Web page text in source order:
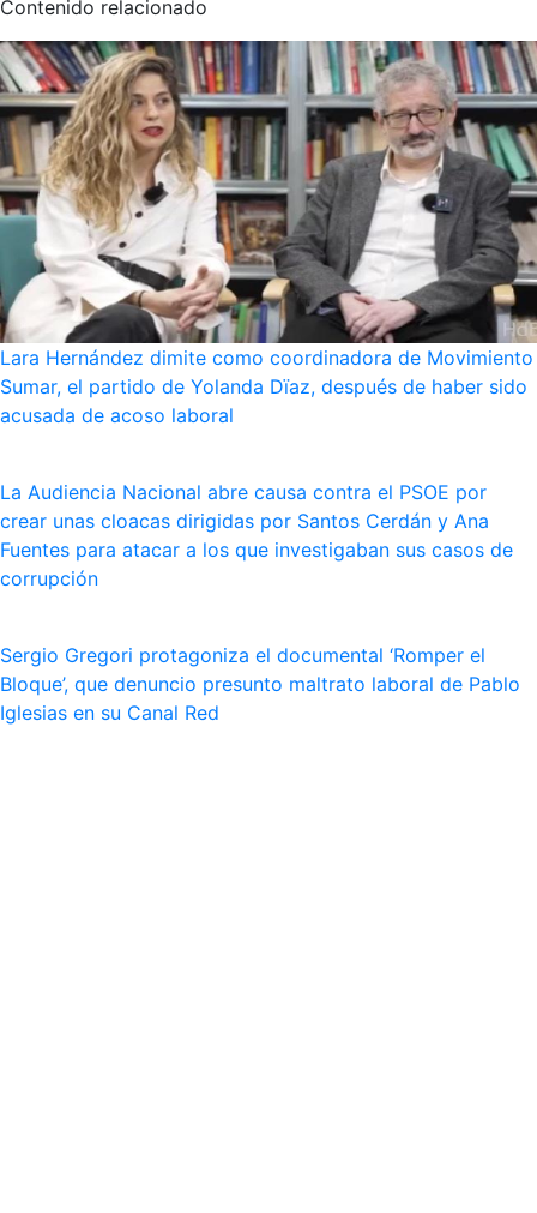
Contenido relacionado
Lara Hernández dimite como coordinadora de Movimiento
Sumar, el partido de Yolanda Dïaz, después de haber sido
acusada de acoso laboral
La Audiencia Nacional abre causa contra el PSOE por
crear unas cloacas dirigidas por Santos Cerdán y Ana
Fuentes para atacar a los que investigaban sus casos de
corrupción
Sergio Gregori protagoniza el documental ‘Romper el
Bloque’, que denuncio presunto maltrato laboral de Pablo
Iglesias en su Canal Red